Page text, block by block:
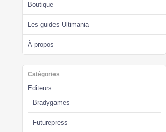
Boutique
Les guides Ultimania
À propos
Catégories
Editeurs
Bradygames
Futurepress